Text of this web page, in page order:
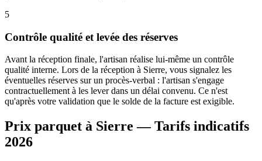
5
Contrôle qualité et levée des réserves
Avant la réception finale, l'artisan réalise lui-même un contrôle
qualité interne. Lors de la réception à Sierre, vous signalez les
éventuelles réserves sur un procès-verbal : l'artisan s'engage
contractuellement à les lever dans un délai convenu. Ce n'est
qu'après votre validation que le solde de la facture est exigible.
Prix parquet à Sierre — Tarifs indicatifs
2026